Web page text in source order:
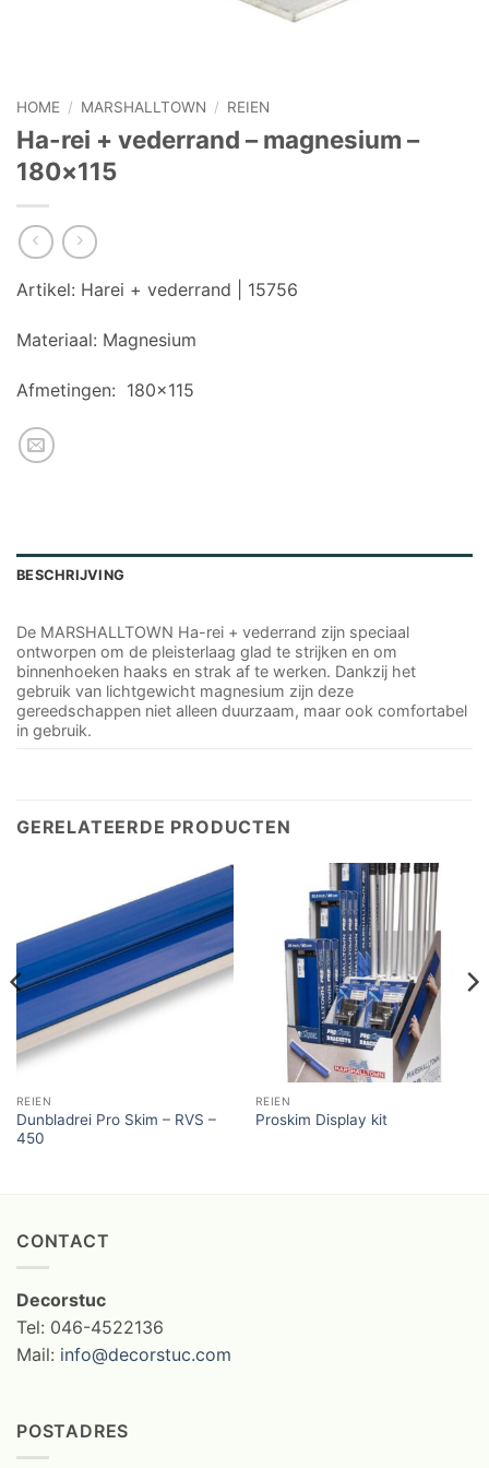
HOME / MARSHALLTOWN / REIEN
Ha-rei + vederrand – magnesium –
180×115
Artikel: Harei + vederrand | 15756
Materiaal: Magnesium
Afmetingen: 180×115
BESCHRIJVING
De MARSHALLTOWN Ha-rei + vederrand zijn speciaal
ontworpen om de pleisterlaag glad te strijken en om
binnenhoeken haaks en strak af te werken. Dankzij het
gebruik van lichtgewicht magnesium zijn deze
gereedschappen niet alleen duurzaam, maar ook comfortabel
in gebruik.
GERELATEERDE PRODUCTEN
REIEN
Dunbladrei Pro Skim – RVS –
450
REIEN
Proskim Display kit
CONTACT
Decorstuc
Tel: 046-4522136
Mail: info@decorstuc.com
POSTADRES